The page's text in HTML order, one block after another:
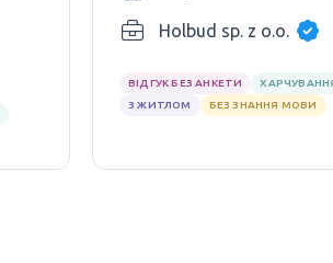
Holbud sp. z o.o.
ВІДГУК БЕЗ АНКЕТИ
З ЖИТЛОМ
БЕЗ ЗНАННЯ МОВИ